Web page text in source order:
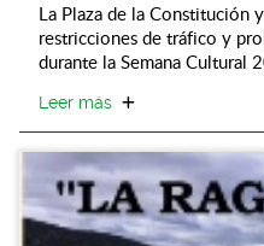
La Plaza de la Constitución
restricciones de tráfico y
durante la Semana Cultural
Leer más